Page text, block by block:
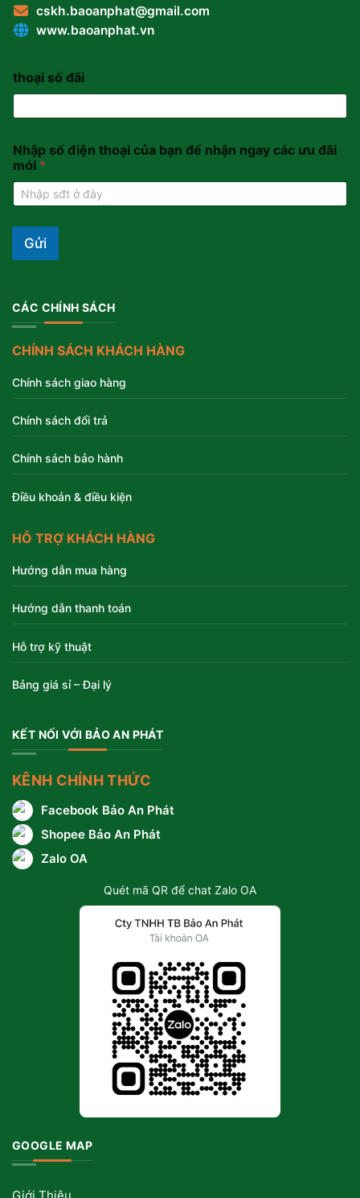
cskh.baoanphat@gmail.com
www.baoanphat.vn
thoại số đãi
Nhập số điện thoại của bạn để nhận ngay các ưu đãi
mới *
Gửi
CÁC CHÍNH SÁCH
CHÍNH SÁCH KHÁCH HÀNG
Chính sách giao hàng
Chính sách đổi trả
Chính sách bảo hành
Điều khoản & điều kiện
HỖ TRỢ KHÁCH HÀNG
Hướng dẫn mua hàng
Hướng dẫn thanh toán
Hỗ trợ kỹ thuật
Bảng giá sỉ – Đại lý
KẾT NỐI VỚI BẢO AN PHÁT
KÊNH CHÍNH THỨC
Facebook Bảo An Phát
Shopee Bảo An Phát
Zalo OA
Quét mã QR để chat Zalo OA
GOOGLE MAP